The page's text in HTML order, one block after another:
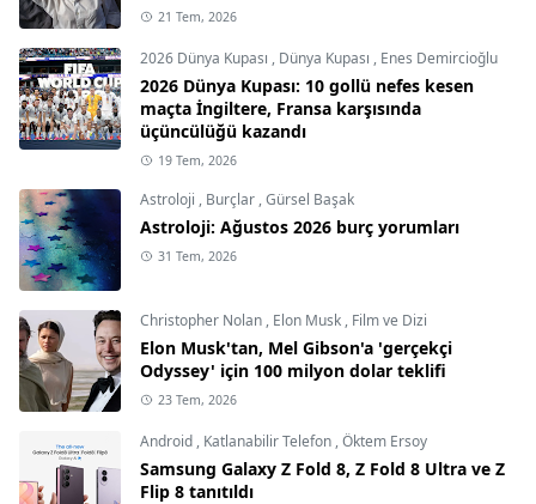
21 Tem, 2026
2026 Dünya Kupası , Dünya Kupası , Enes Demircioğlu
2026 Dünya Kupası: 10 gollü nefes kesen
maçta İngiltere, Fransa karşısında
üçüncülüğü kazandı
19 Tem, 2026
Astroloji , Burçlar ,Gürsel Başak
Astroloji: Ağustos 2026 burç yorumları
31 Tem, 2026
Christopher Nolan , Elon Musk , Film ve Dizi
Elon Musk'tan, Mel Gibson'a 'gerçekçi
Odyssey' için 100 milyon dolar teklifi
23 Tem, 2026
Android , Katlanabilir Telefon ,Öktem Ersoy
Samsung Galaxy Z Fold 8, Z Fold 8 Ultra ve Z
Flip 8 tanıtıldı